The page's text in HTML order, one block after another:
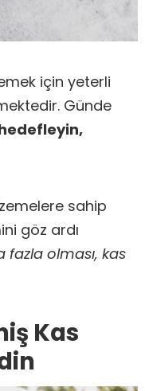
için yeterli
Günde
sahip
göz ardı
fazla olması, kas
Kas